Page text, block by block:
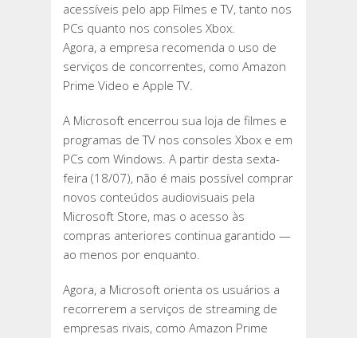
acessíveis pelo app Filmes e TV, tanto nos
PCs quanto nos consoles Xbox.
Agora, a empresa recomenda o uso de
serviços de concorrentes, como Amazon
Prime Video e Apple TV.
A Microsoft encerrou sua loja de filmes e
programas de TV nos consoles Xbox e em
PCs com Windows. A partir desta sexta-
feira (18/07), não é mais possível comprar
novos conteúdos audiovisuais pela
Microsoft Store, mas o acesso às
compras anteriores continua garantido —
ao menos por enquanto.
Agora, a Microsoft orienta os usuários a
recorrerem a serviços de streaming de
empresas rivais, como Amazon Prime